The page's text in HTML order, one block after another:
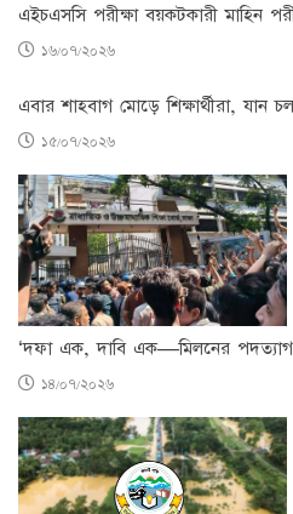
এইচএসসি পরীক্ষা বয়কটকারী মাহিন
১৬/০৭/২০২৬
এবার শাহবাগ মোড়ে শিক্ষার্থীরা, যান
১৫/০৭/২০২৬
‘দফা এক, দাবি এক—মিলনের
১৪/০৭/২০২৬